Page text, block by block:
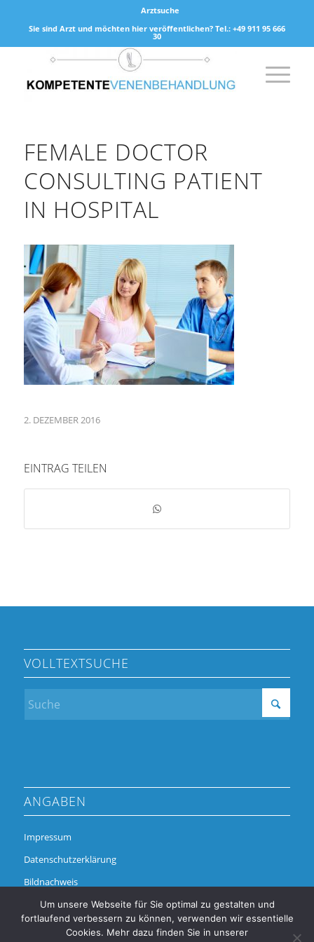
Arztsuche
Sie sind Arzt und möchten hier veröffentlichen? Tel.: +49 911 95 666
30
FEMALE DOCTOR
CONSULTING PATIENT
IN HOSPITAL
2. DEZEMBER 2016
EINTRAG TEILEN
VOLLTEXTSUCHE
ANGABEN
Impressum
Datenschutzerklärung
Bildnachweis
Um unsere Webseite für Sie optimal zu gestalten und
fortlaufend verbessern zu können, verwenden wir essentielle
Cookies. Mehr dazu finden Sie in unserer